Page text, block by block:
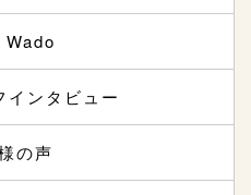
Wado
インタビュー
の声